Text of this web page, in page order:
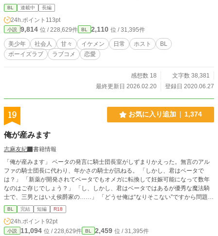
てどーすんだよ！」 「スバル、お前なにいってんの……？」 冗談？本気？二人
の結末は？ 美形病みホス×平凡サラリーマンの、友情か愛情かよくわからない日
常。 ※現在、続編連載再開に向けて、超大幅加筆修正中です。読んでくださっ
ていた皆様にはご迷惑をおかけします。追加シーンがたくさんあるので、少しで
も楽しんでいただければ幸いです。
BL 連載中 長編
24h.ポイント 113pt
小説 9,814 位 / 228,629件 BL 2,110 位 / 31,395件
美少年 社会人 甘々 イケメン 日常 ホスト
BL
ボーイズラブ
ラブコメ 恋愛
感想数 18
文字数 38,381
最終更新日 2026.02.20
登録日 2020.06.27
19 お気に入り追加 1,374
俺が産みます
志麻友紀
書籍情報
「俺が産みます」 ベータの発言に騎士団長室がしずまりかえった。無言のアル
ファの騎士団長に代わり、年かさの騎士が訊ねる。 「しかし、君はベータで
は？」 「新薬が開発されてベータでもオメガに転換して妊娠可能になって数年
なのはご存じでしょう？」 「し、しかし、君はベータではあるが優秀な魔法騎
士で、三男とはいえ侯爵家の……」 「どうせ俺は“なりそこない”ですから問題あ
りませんよ」 ベータは騎士団長の優秀な片腕ではあるが、ベータであった。名
門貴族の子弟は優秀なアルファか子孫を残し政略結婚の手駒としてのオメガがも
とめられる。 いくら優秀であっても、平凡なベータは求められないのだ。ベー
タの“なりそこない”という言葉に貴族階級ばかりの騎士達は沈黙する。 そして騎
BL 完結 短編 R18
24h.ポイント 92pt
小説 11,094 位 / 228,629件 BL 2,459 位 / 31,395件